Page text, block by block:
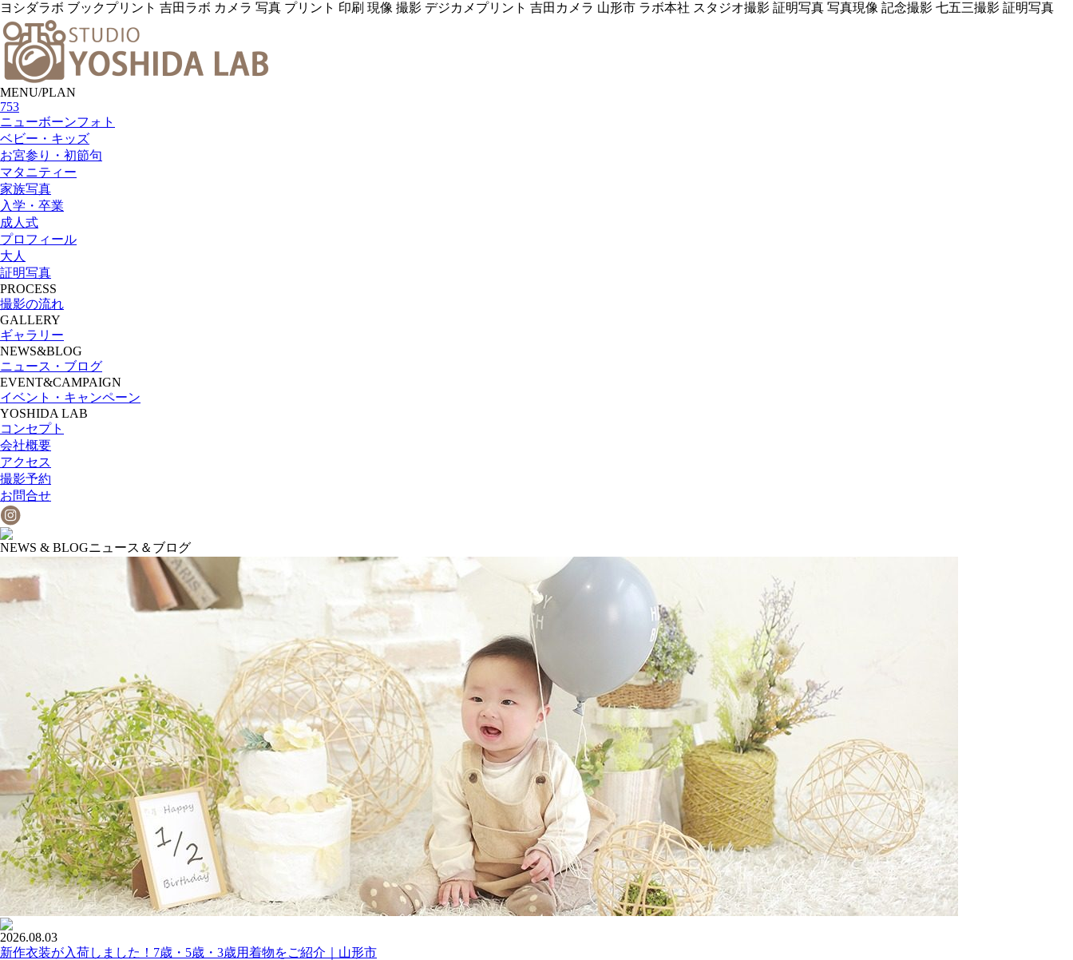
ヨシダラボ ブックプリント 吉田ラボ カメラ 写真 プリント 印刷 現像 撮影 デジカメプリント 吉田カメラ 山形市 ラボ本社 スタジオ撮影 証明写真 写真現像 記念撮影 七五三撮影 証明写真
MENU/PLAN
753
ニューボーンフォト
ベビー・キッズ
お宮参り・初節句
マタニティー
家族写真
入学・卒業
成人式
プロフィール
大人
証明写真
PROCESS
撮影の流れ
GALLERY
ギャラリー
NEWS&BLOG
ニュース・ブログ
EVENT&CAMPAIGN
イベント・キャンペーン
YOSHIDA LAB
コンセプト
会社概要
アクセス
撮影予約
お問合せ
NEWS & BLOGニュース＆ブログ
2026.08.03
新作衣装が入荷しました！7歳・5歳・3歳用着物をご紹介｜山形市